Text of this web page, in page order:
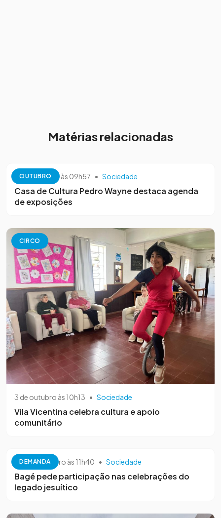
Matérias relacionadas
OUTUBRO
13 de outubro às 09h57 • Sociedade
Casa de Cultura Pedro Wayne destaca agenda
de exposições
CIRCO
3 de outubro às 10h13 • Sociedade
Vila Vicentina celebra cultura e apoio
comunitário
DEMANDA
26 de setembro às 11h40 • Sociedade
Bagé pede participação nas celebrações do
legado jesuítico